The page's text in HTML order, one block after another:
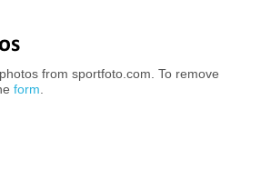
from sportfoto.com. To remove
form